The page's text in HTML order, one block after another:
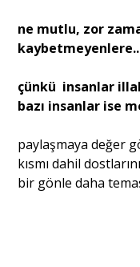
ne mutlu, zor
çünkü insanlar
bazı insanlar ise
paylaşmaya değer
kısmı dahil
bir gönle daha